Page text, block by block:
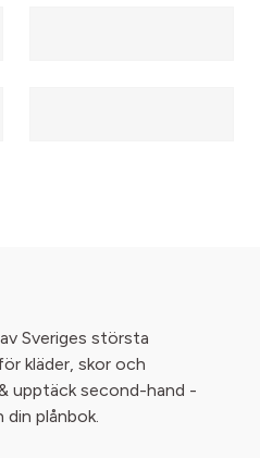
Sveriges största
kläder, skor och
upptäck second-hand -
plånbok.